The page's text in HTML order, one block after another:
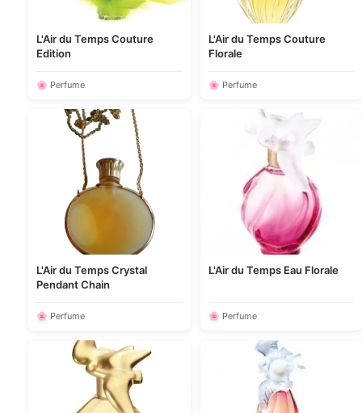
L'Air du Temps Couture
Edition
🌸 Perfume
L'Air du Temps Couture
Florale
🌸 Perfume
L'Air du Temps Crystal
Pendant Chain
🌸 Perfume
L'Air du Temps Eau Florale
🌸 Perfume